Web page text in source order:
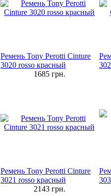
Ремень Tony Perotti Cinture
3020 rosso красный
1685грн.
Ремень Tony Perotti Cinture
3021 rosso красный
2143грн.